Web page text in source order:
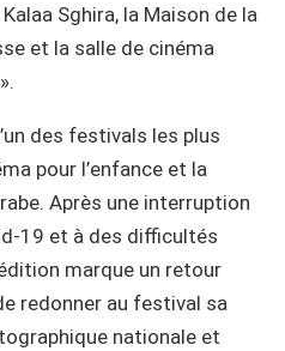
Sghira, la Maison de la
et la salle de cinéma
des festivals les plus
pour l’enfance et la
Après une interruption
19 et à des difficultés
marque un retour
redonner au festival sa
nationale et